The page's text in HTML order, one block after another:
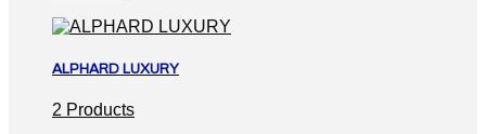
ALPHARD LUXURY
2 Products